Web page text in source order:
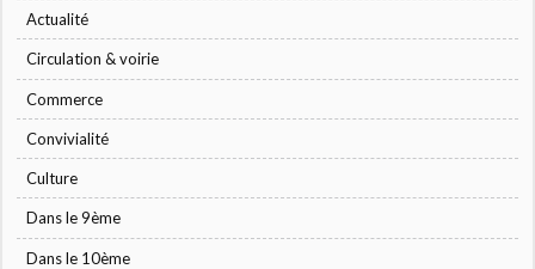
Actualité
Circulation & voirie
Commerce
Convivialité
Culture
Dans le 9ème
Dans le 10ème